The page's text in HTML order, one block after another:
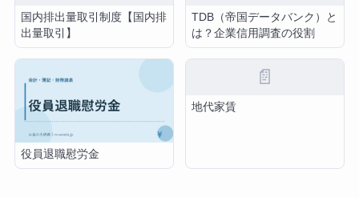
国内排出量取引制度【国内排
出量取引】
TDB（帝国データバンク）と
は？企業信用調査の役割
役員退職慰労金
📄
地代家賃